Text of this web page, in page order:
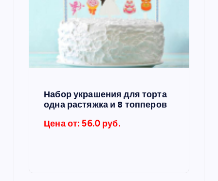
Набор украшения для торта
одна растяжка и 8 топперов
Цена от: 56.0 руб.